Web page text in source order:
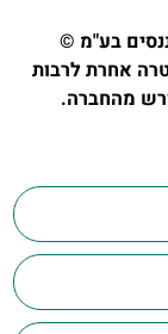
בע"מ ©
אחרת לרבות
מהחברה.